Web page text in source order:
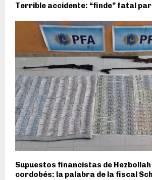
Terrible accidente: “finde” fatal
Supuestos financistas de Hezbollah
cordobés: la palabra de la fiscal